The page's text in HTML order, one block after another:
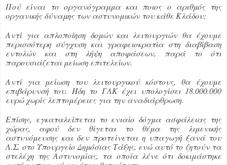
Πού είναι το οργανόγραμμα και ποιος ο αριθμός της
οργανικής δύναμης των αστυνομικών του κάθε Κλάδου;
Αντί για απλοποίηση δομών και λειτουργιών θα έχουμε
περισσότερη σύγχυση και γραφειοκρατία στη διαβίβαση
εντολών και στη λήψη αποφάσεων, παρά το ότι
παρουσιάζεται μείωση επιτελείων.
Αντί για μείωση του λειτουργικού κόστους, θα έχουμε
επιβάρυνσή του. Ήδη το ΓΛΚ έχει υπολογίσει 18.000.000
ευρώ χωρίς λεπτομέρειες για την αναδιάρθρωση.
Επίσης, εγκαταλείπεται το ενιαίο δόγμα ασφάλειας της
χώρας, αφού δεν θίγεται το θέμα της λιμενικής
αστυνόμευσης και δεν προτείνεται η υπαγωγή ξανά του
Λ.Σ. στο Υπουργείο Δημόσιας Τάξης, ενώ αυτό το ζητούν τα
στελέχη της Αστυνομίας, τα οποία λένε ότι δοκιμάστηκε